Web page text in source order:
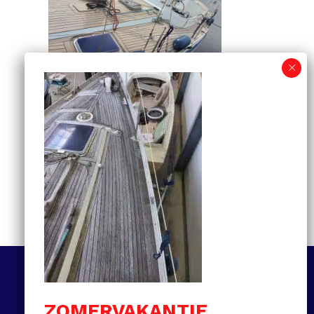
Informatiegids voor
kunststof teakdekken:
van selectie tot
onderhoud en prijzen
MEER LEZEN
Volg ons